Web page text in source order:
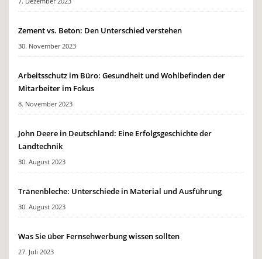
Zement vs. Beton: Den Unterschied verstehen
30. November 2023
Arbeitsschutz im Büro: Gesundheit und Wohlbefinden der
Mitarbeiter im Fokus
8. November 2023
John Deere in Deutschland: Eine Erfolgsgeschichte der
Landtechnik
30. August 2023
Tränenbleche: Unterschiede in Material und Ausführung
30. August 2023
Was Sie über Fernsehwerbung wissen sollten
27. Juli 2023